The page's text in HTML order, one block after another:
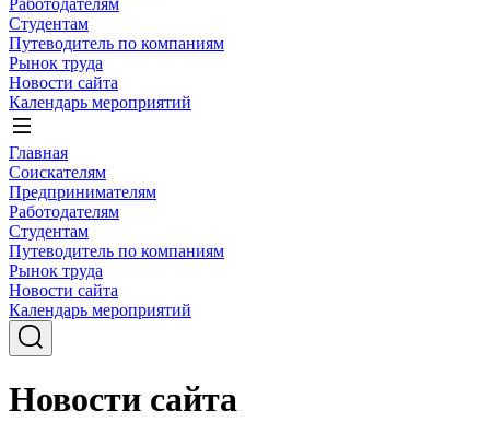
Работодателям
Студентам
Путеводитель по компаниям
Рынок труда
Новости сайта
Календарь мероприятий
Главная
Соискателям
Предпринимателям
Работодателям
Студентам
Путеводитель по компаниям
Рынок труда
Новости сайта
Календарь мероприятий
Новости сайта